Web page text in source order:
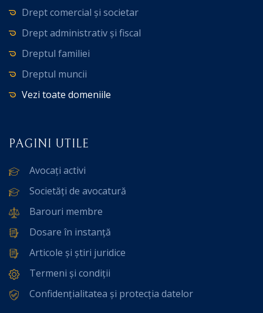
Drept comercial și societar
Drept administrativ și fiscal
Dreptul familiei
Dreptul muncii
Vezi toate domeniile
PAGINI UTILE
Avocați activi
Societăți de avocatură
Barouri membre
Dosare în instanță
Articole și știri juridice
Termeni și condiții
Confidențialitatea și protecția datelor